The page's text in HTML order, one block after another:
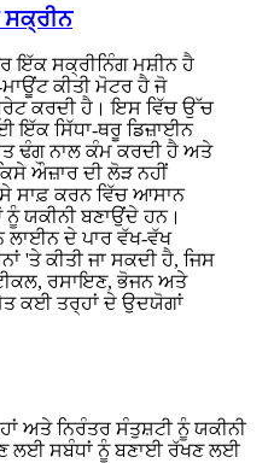
ਇੱਕ ਸਕ੍ਰੀਨਿੰਗ ਮਸ਼ੀਨ ਹੈ
ਕੀਤੀ ਮੋਟਰ ਹੈ ਜੋ
ਕਰਦੀ ਹੈ। ਇਸ ਵਿੱਚ ਉੱਚ
ਇੱਕ ਸਿੱਧਾ-ਥਰੂ ਡਿਜ਼ਾਈਨ
ਢੰਗ ਨਾਲ ਕੰਮ ਕਰਦੀ ਹੈ ਅਤੇ
ਔਜ਼ਾਰ ਦੀ ਲੋੜ ਨਹੀਂ
ਸਾਫ਼ ਕਰਨ ਵਿੱਚ ਆਸਾਨ
ਯਕੀਨੀ ਬਣਾਉਂਦੇ ਹਨ।
ਲਾਈਨ ਦੇ ਪਾਰ ਵੱਖ-ਵੱਖ
'ਤੇ ਕੀਤੀ ਜਾ ਸਕਦੀ ਹੈ, ਜਿਸ
ਰਸਾਇਣ, ਭੋਜਨ ਅਤੇ
ਕਈ ਤਰ੍ਹਾਂ ਦੇ ਉਦਯੋਗਾਂ
ਅਤੇ ਨਿਰੰਤਰ ਸੰਤੁਸ਼ਟੀ ਨੂੰ ਯਕੀਨੀ
ਲਈ ਸਬੰਧਾਂ ਨੂੰ ਬਣਾਈ ਰੱਖਣ ਲਈ